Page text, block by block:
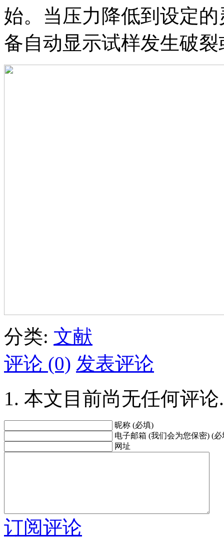
始。当压力降低到设定
备自动显示试样发生破
分类: 文献
评论 (0) 发表评论
本文目前尚无任何评论.
昵称 (必填)
电子邮箱 (我们会为您保密) (必
网址
订阅评论